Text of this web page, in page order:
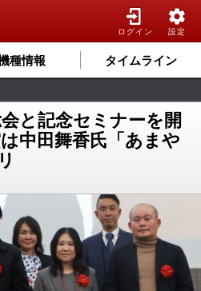
ログイン 設定
種情報 タイムライン
と記念セミナーを開
中田舞香氏「あまや